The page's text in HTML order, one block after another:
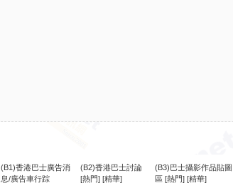
(B1)香港巴士廣告消
息/廣告車行踪
(B2)香港巴士討論
[熱門] [精華]
(B3)巴士攝影作品貼圖
區 [熱門] [精華]